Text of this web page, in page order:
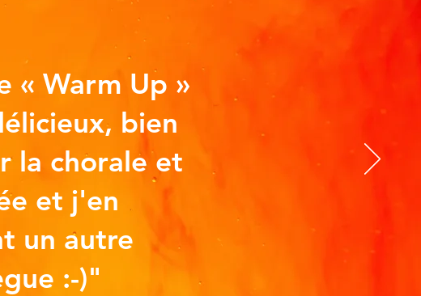
« Warm Up »
bien
la chorale et
et j'en
un autre
:-)"